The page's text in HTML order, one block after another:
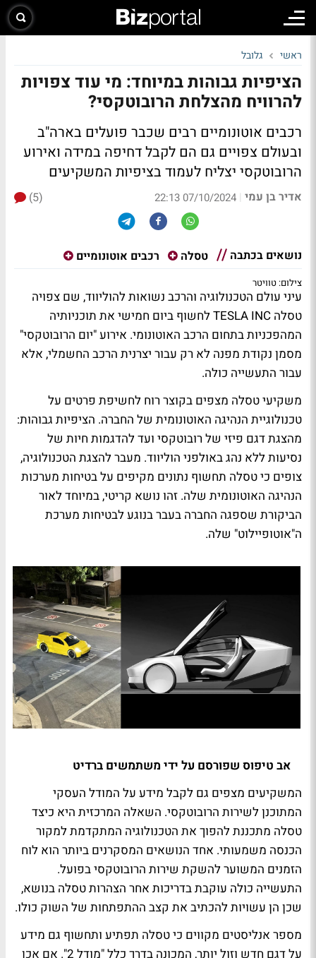
ראשי גלובל
הציפיות גבוהות במיוחד: מי עוד צפויות
להרוויח מהצלחת הרובוטקסי?
רכבים אוטונומיים רבים שכבר פועלים בארה"ב
ובעולם צפויים גם הם לקבל דחיפה במידה ואירוע
הרובוטקסי יצליח לעמוד בציפיות המשקיעים
אדיר בן עמי |
07/10/2024 22:13
(5)
נושאים בכתבה טסלה רכבים אוטונומיים
צילום: טוויטר
עיני עולם הטכנולוגיה והרכב נשואות להוליווד, שם צפויה
טסלה TESLA INC לחשוף ביום חמישי את תוכניותיה
המהפכניות בתחום הרכב האוטונומי. אירוע "יום הרובוטקסי"
מסמן נקודת מפנה לא רק עבור יצרנית הרכב החשמלי, אלא
עבור התעשייה כולה.
משקיעי טסלה מצפים בקוצר רוח לחשיפת פרטים על
טכנולוגיית הנהיגה האוטונומית של החברה. הציפיות גבוהות:
מהצגת דגם פיזי של רובוטקסי ועד להדגמות חיות של
נסיעות ללא נהג באולפני הוליווד. מעבר להצגת הטכנולוגיה,
צופים כי טסלה תחשוף נתונים מקיפים על בטיחות מערכות
הנהיגה האוטונומית שלה. זהו נושא קריטי, במיוחד לאור
הביקורת שספגה החברה בעבר בנוגע לבטיחות מערכת
ה"אוטופיילוט" שלה.
אב טיפוס שפורסם על ידי משתמשים ברדיט
המשקיעים מצפים גם לקבל מידע על המודל העסקי
המתוכנן לשירות הרובוטקסי. השאלה המרכזית היא כיצד
טסלה מתכננת להפוך את הטכנולוגיה המתקדמת למקור
הכנסה משמעותי. אחד הנושאים המסקרנים ביותר הוא לוח
הזמנים המשוער להשקת שירות הרובוטקסי בפועל.
התעשייה כולה עוקבת בדריכות אחר הצהרות טסלה בנושא,
שכן הן עשויות להכתיב את קצב ההתפתחות של השוק כולו.
מספר אנליסטים מקווים כי טסלה תפתיע ותחשוף גם מידע
על דגם חדש וזול יותר, המכונה בדרך כלל "מודל 2". אם אכן